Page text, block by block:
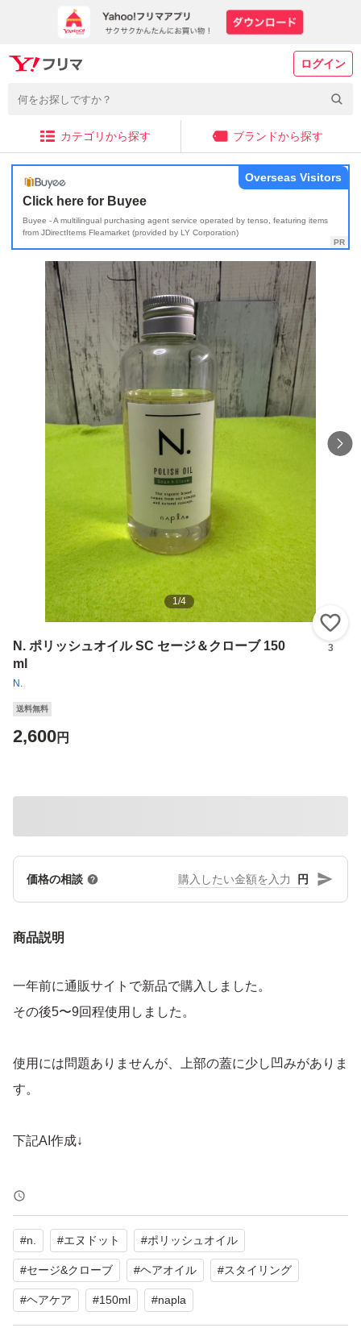
ログイン
カテゴリから探す ブランドから探す
Click here for Buyee
Buyee - A multilingual purchasing agent service operated by tenso, featuring items
from JDirectItems Fleamarket (provided by LY Corporation)
Overseas Visitors
1/4
N. ポリッシュオイル SC セージ＆クローブ 150
ml
N.
3
送料無料
2,600円
価格の相談 円
商品説明
一年前に通販サイトで新品で購入しました。
その後5〜9回程使用しました。
使用には問題ありませんが、上部の蓋に少し凹みがありま
す。
下記AI作成↓
N. ポリッシュオイル SC セージ＆クローブ 150mlです。
髪に自然なツヤとまとまりを与えます。
よろしくお願いいたします。
#n. #エヌドット #ポリッシュオイル
#セージ&クローブ #ヘアオイル #スタイリング
#ヘアケア #150ml #napla